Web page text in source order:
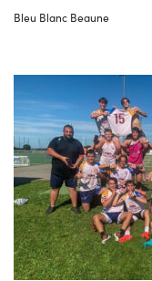
Bleu Blanc Beaune